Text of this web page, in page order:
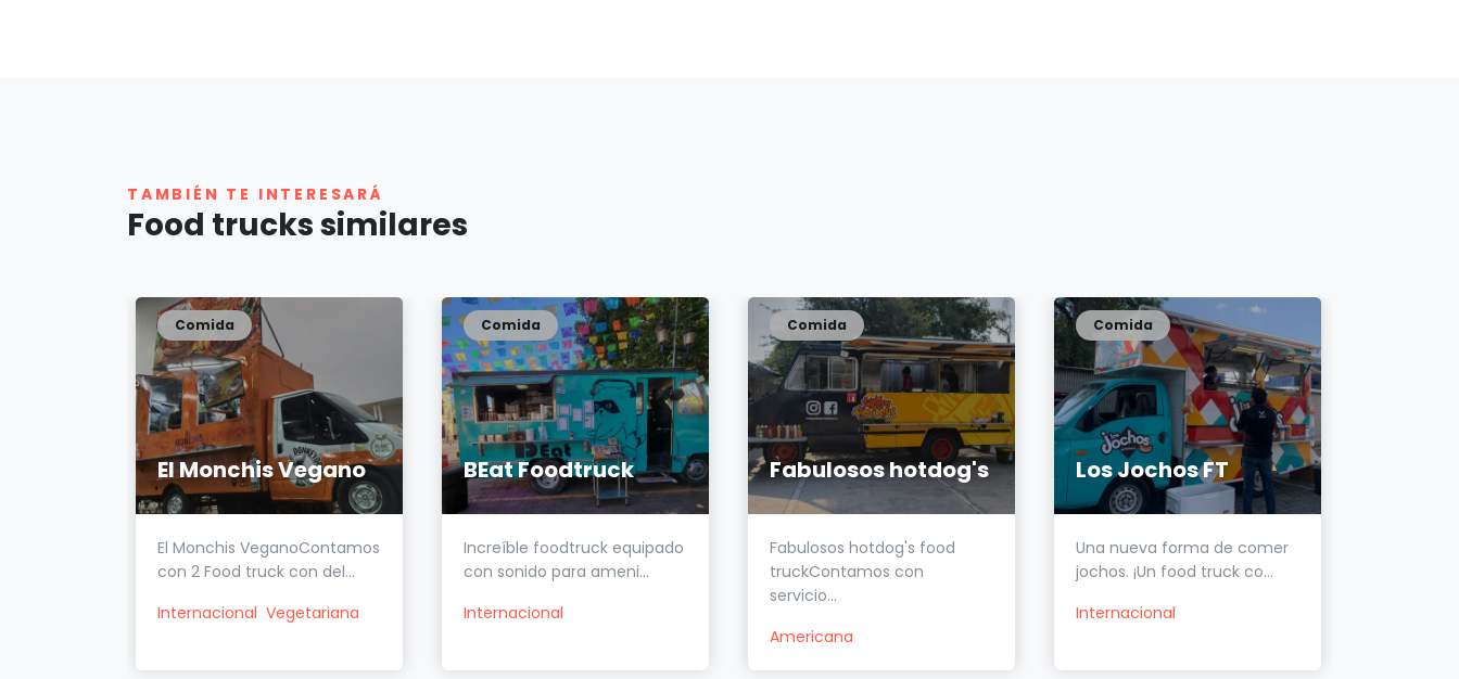
TAMBIÉN TE INTERESARÁ
Food trucks similares
El Monchis Vegano
Comida
El Monchis VeganoContamos
con 2 Food truck con del...
Internacional Vegetariana
BEat Foodtruck
Comida
Increíble foodtruck equipado
con sonido para ameni...
Internacional
Fabulosos hotdog's
Comida
Fabulosos hotdog's food
truckContamos con
servicio...
Americana
Los Jochos FT
Comida
Una nueva forma de comer
jochos. ¡Un food truck co...
Internacional